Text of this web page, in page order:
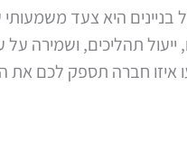
בניינים היא צעד
תהליכים, ושמירה על
איזו חברה תספק לכם את